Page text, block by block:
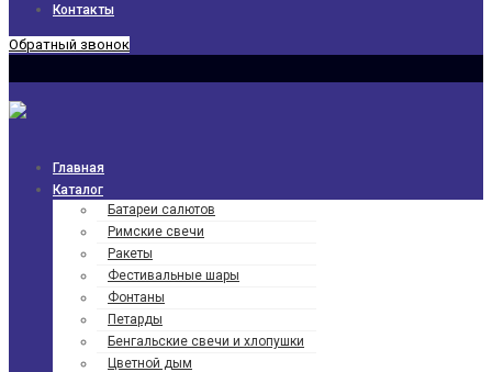
Контакты
Обратный звонок
Главная
Каталог
Батареи салютов
Римские свечи
Ракеты
Фести­валь­ные шары
Фонтаны
Петарды
Бенгаль­ские свечи и хлопушки
Цветной дым